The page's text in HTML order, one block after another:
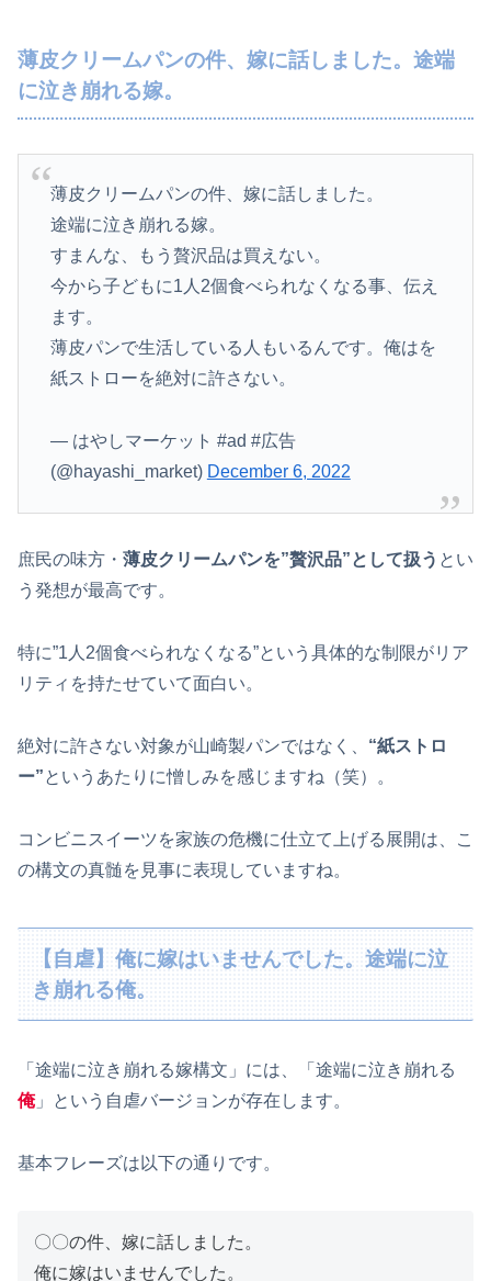
薄皮クリームパンの件、嫁に話しました。途端
に泣き崩れる嫁。
薄皮クリームパンの件、嫁に話しました。
途端に泣き崩れる嫁。
すまんな、もう贅沢品は買えない。
今から子どもに1人2個食べられなくなる事、伝え
ます。
薄皮パンで生活している人もいるんです。俺はを
紙ストローを絶対に許さない。
— はやしマーケット #ad #広告
(@hayashi_market) December 6, 2022
庶民の味方・ 薄皮クリームパンを”贅沢品”として扱う とい
う発想が最高です。
特に”1人2個食べられなくなる”という具体的な制限がリア
リティを持たせていて面白い。
絶対に許さない対象が山崎製パンではなく、 “紙ストロ
ー”というあたりに憎しみを感じますね（笑）。
コンビニスイーツを家族の危機に仕立て上げる展開は、こ
の構文の真髄を見事に表現していますね。
【自虐】俺に嫁はいませんでした。途端に泣
き崩れる俺。
「途端に泣き崩れる嫁構文」には、「途端に泣き崩れる
俺」という自虐バージョンが存在します。
基本フレーズは以下の通りです。
〇〇の件、嫁に話しました。
俺に嫁はいませんでした。